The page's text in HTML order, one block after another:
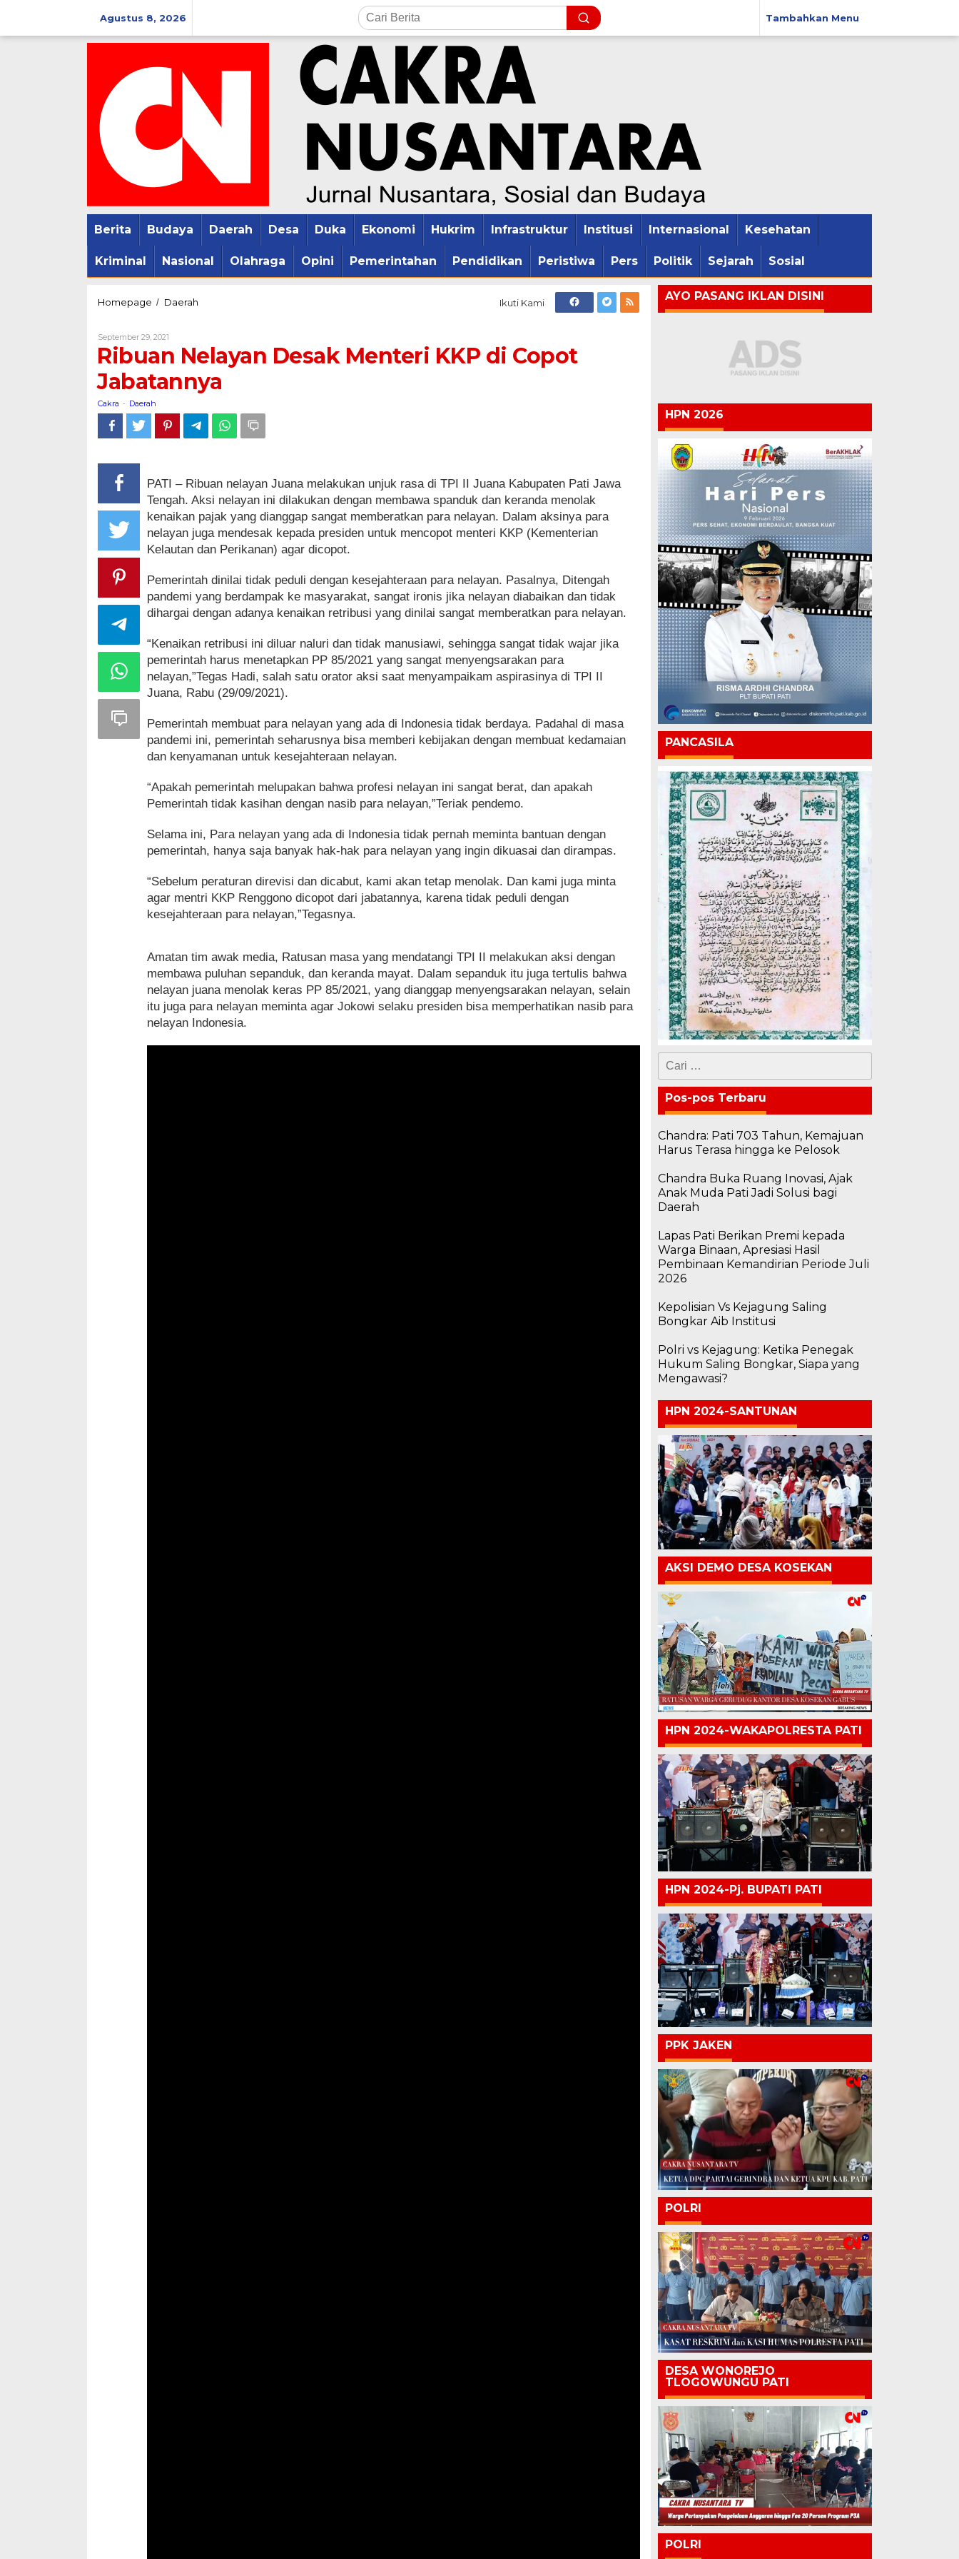
konten
Agustus 8, 2026 Tambahkan Menu
Berita Budaya Daerah Desa Duka Ekonomi Hukrim Infrastruktur Institusi Internasional Kesehatan
Kriminal Nasional Olahraga Opini Pemerintahan Pendidikan Peristiwa Pers Politik Sejarah Sosial
Homepage / Daerah
KKP
Copot
Ikuti Kami
September 29, 2021
Cakra
Ribuan Nelayan Desak Menteri KKP di Copot
Jabatannya
Cakra - Daerah
PATI – Ribuan nelayan Juana melakukan unjuk rasa di TPI II Juana Kabupaten Pati Jawa
Tengah. Aksi nelayan ini dilakukan dengan membawa spanduk dan keranda menolak
kenaikan pajak yang dianggap sangat memberatkan para nelayan. Dalam aksinya para
nelayan juga mendesak kepada presiden untuk mencopot menteri KKP (Kementerian
Kelautan dan Perikanan) agar dicopot.
Pemerintah dinilai tidak peduli dengan kesejahteraan para nelayan. Pasalnya, Ditengah
pandemi yang berdampak ke masyarakat, sangat ironis jika nelayan diabaikan dan tidak
dihargai dengan adanya kenaikan retribusi yang dinilai sangat memberatkan para nelayan.
“Kenaikan retribusi ini diluar naluri dan tidak manusiawi, sehingga sangat tidak wajar jika
pemerintah harus menetapkan PP 85/2021 yang sangat menyengsarakan para
nelayan,”Tegas Hadi, salah satu orator aksi saat menyampaikam aspirasinya di TPI II
Juana, Rabu (29/09/2021).
Pemerintah membuat para nelayan yang ada di Indonesia tidak berdaya. Padahal di masa
pandemi ini, pemerintah seharusnya bisa memberi kebijakan dengan membuat kedamaian
dan kenyamanan untuk kesejahteraan nelayan.
“Apakah pemerintah melupakan bahwa profesi nelayan ini sangat berat, dan apakah
Pemerintah tidak kasihan dengan nasib para nelayan,”Teriak pendemo.
Selama ini, Para nelayan yang ada di Indonesia tidak pernah meminta bantuan dengan
pemerintah, hanya saja banyak hak-hak para nelayan yang ingin dikuasai dan dirampas.
“Sebelum peraturan direvisi dan dicabut, kami akan tetap menolak. Dan kami juga minta
agar mentri KKP Renggono dicopot dari jabatannya, karena tidak peduli dengan
kesejahteraan para nelayan,”Tegasnya.
Amatan tim awak media, Ratusan masa yang mendatangi TPI II melakukan aksi dengan
membawa puluhan sepanduk, dan keranda mayat. Dalam sepanduk itu juga tertulis bahwa
nelayan juana menolak keras PP 85/2021, yang dianggap menyengsarakan nelayan, selain
itu juga para nelayan meminta agar Jokowi selaku presiden bisa memperhatikan nasib para
nelayan Indonesia.
AYO PASANG IKLAN DISINI
HPN 2026
PANCASILA
Cari
untuk:
Pos-pos Terbaru
Chandra: Pati 703 Tahun, Kemajuan
Harus Terasa hingga ke Pelosok
Chandra Buka Ruang Inovasi, Ajak
Anak Muda Pati Jadi Solusi bagi
Daerah
Lapas Pati Berikan Premi kepada
Warga Binaan, Apresiasi Hasil
Pembinaan Kemandirian Periode Juli
2026
Kepolisian Vs Kejagung Saling
Bongkar Aib Institusi
Polri vs Kejagung: Ketika Penegak
Hukum Saling Bongkar, Siapa yang
Mengawasi?
HPN 2024-SANTUNAN
AKSI DEMO DESA KOSEKAN
HPN 2024-WAKAPOLRESTA PATI
HPN 2024-Pj. BUPATI PATI
PPK JAKEN
POLRI
DESA WONOREJO
TLOGOWUNGU PATI
POLRI